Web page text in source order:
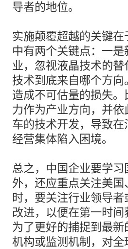
导者的地位。
实施颠覆超越的关键
中有两个关键点：一
业，忽视液晶技术的
技术到底来自哪个方
造成不可估量的损失
力作为产业方向，并
车的技术开发，导致
经营集体陷入困境。
总之，中国企业要学
外，还应重点关注美
时，要关注行业领导
改进，以便在第一时
为了更好的捕捉到最
机构或监测机制，对